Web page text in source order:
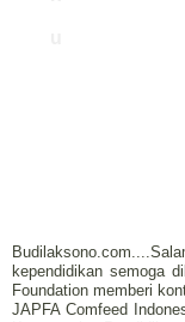
kependidikan semoga
Foundation memberi
JAPFA Comfeed